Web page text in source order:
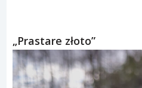
„Prastare złoto”